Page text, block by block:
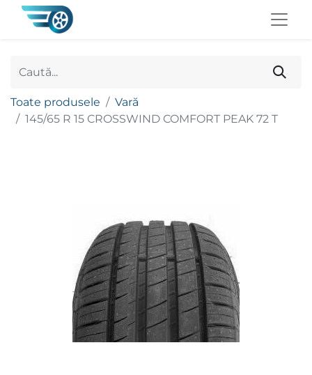
Toate produsele
Vară
145/65 R 15 CROSSWIND COMFORT PEAK 72 T